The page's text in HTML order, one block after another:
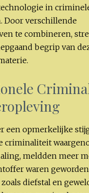
in
Door verschillende
te combineren,
begrip van
een opmerkelijke
criminaliteit
meldden meer
waren
diefstal en